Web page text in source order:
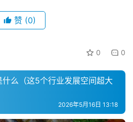
不断提高，月嫂行业的需求量
孕妇生产，就有对月嫂的需求。
于先进育儿观念的追求，使得
成为高薪职业身价更是一路飞涨。
高级，到中级的话能到三千多块
块钱左右，再干的好的话有
赞 (0)
0 0
么（这5个行业发展空间超大
2026年5月16日 13:18